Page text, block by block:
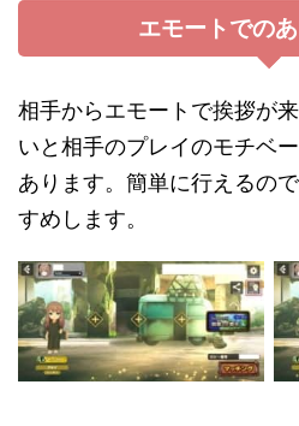
エモートでの
相手からエモートで挨拶が
いと相手のプレイのモチベ
あります。簡単に行えるの
すめします。